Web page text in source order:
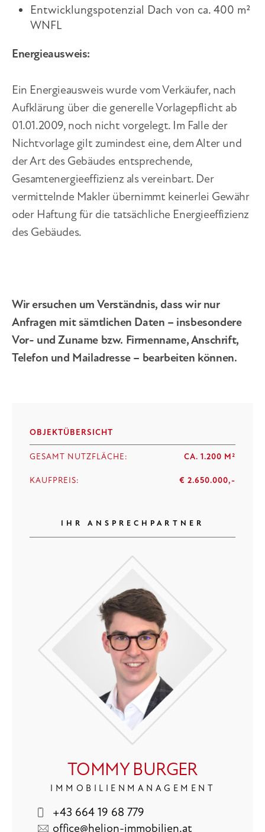
Entwicklungspotenzial Dach von ca. 400 m²
WNFL
Energieausweis:
Ein Energieausweis wurde vom Verkäufer, nach
Aufklärung über die generelle Vorlagepflicht ab
01.01.2009, noch nicht vorgelegt. Im Falle der
Nichtvorlage gilt zumindest eine, dem Alter und
der Art des Gebäudes entsprechende,
Gesamtenergieeffizienz als vereinbart. Der
vermittelnde Makler übernimmt keinerlei Gewähr
oder Haftung für die tatsächliche Energieeffizienz
des Gebäudes.
Wir ersuchen um Verständnis, dass wir nur
Anfragen mit sämtlichen Daten – insbesondere
Vor- und Zuname bzw. Firmenname, Anschrift,
Telefon und Mailadresse – bearbeiten können.
OBJEKTÜBERSICHT
GESAMT NUTZFLÄCHE: CA. 1.200 M²
KAUFPREIS: € 2.650.000,-
IHR ANSPRECHPARTNER
TOMMY BURGER
IMMOBILIENMANAGEMENT
+43 664 19 68 779
office@helion-immobilien.at